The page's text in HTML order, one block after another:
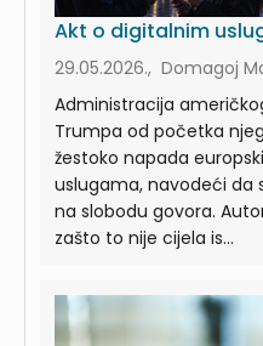
Akt o digitalnim
29.05.2026., Domagoj
Administracija
Trumpa od početka
žestoko napada
uslugama, navodeći da
na slobodu govora.
zašto to nije cijela is...